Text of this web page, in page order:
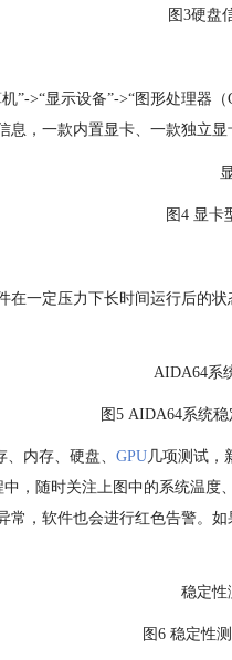
图3硬盘
”->“显示设备”->“图形处理器
息，一款内置显卡、一款独立
图4 显卡
在一定压力下长时间运行后的
图5 AIDA64系统
内存、硬盘、 GPU 几项测试，
中，随时关注上图中的系统温
常，软件也会进行红色告警。
图6 稳定性